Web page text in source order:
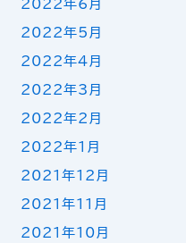
2022年6月
2022年5月
2022年4月
2022年3月
2022年2月
2022年1月
2021年12月
2021年11月
2021年10月